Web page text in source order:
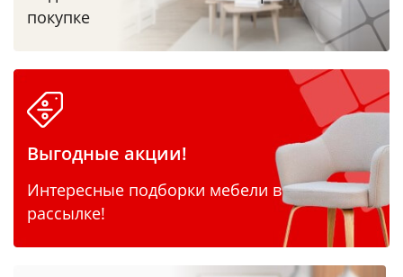
покупке
Выгодные акции!
Интересные подборки мебели в
рассылке!